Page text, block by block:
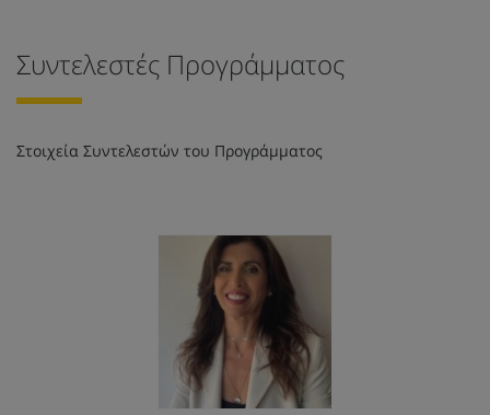
Συντελεστές Προγράμματος
Στοιχεία Συντελεστών του Προγράμματος